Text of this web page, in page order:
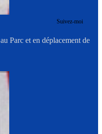
Suivez-moi
Parc et en déplacement de